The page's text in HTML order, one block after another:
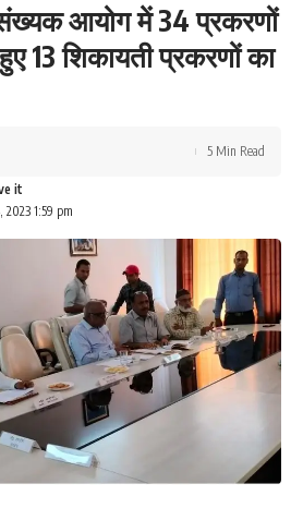
आयोग में 34 प्रकरणों
13 शिकायती प्रकरणों का
2023 1:59 pm
5 Min Read